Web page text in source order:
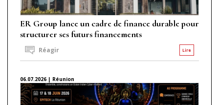
ER Group lance un cadre de finance durable pour
structurer ses futurs financements
Lire
Réagir
06.07.2026 | Réunion